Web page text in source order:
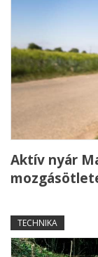
Aktív nyár
TECHNIKA